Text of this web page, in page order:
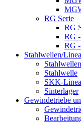
RG Serie
RG
RG
RG
Stahlwellen/
Stahlwelle
SKK-
Sinterlager
Gewindetriebe